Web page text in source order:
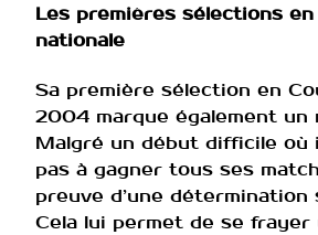
Les premières sélections
nationale
Sa première sélection en
2004 marque également un
Malgré un début difficile où
pas à gagner tous ses
preuve d’une détermination
Cela lui permet de se frayer